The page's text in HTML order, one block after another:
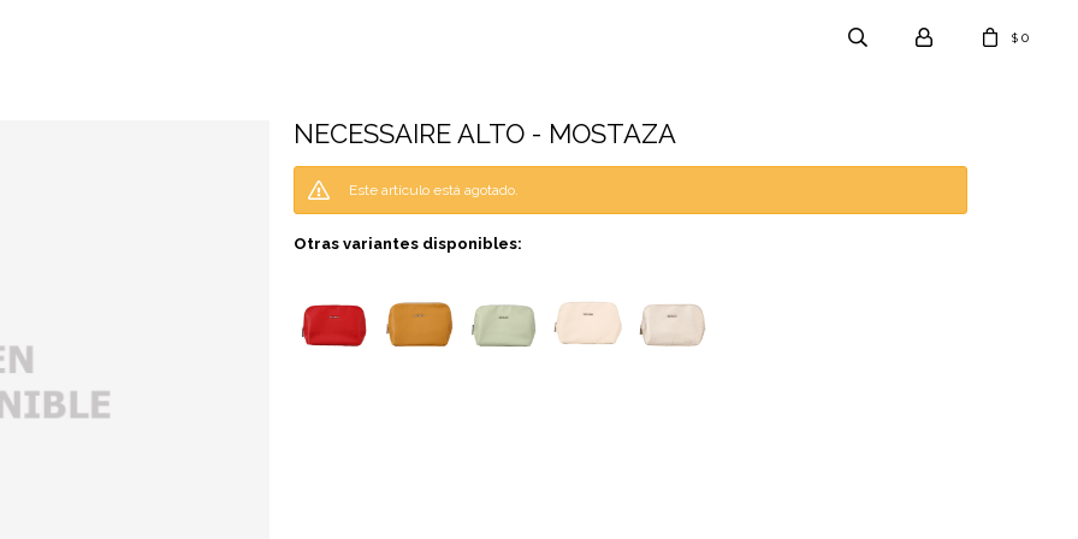
$ 0
NECESSAIRE ALTO - MOSTAZA
Este artículo está agotado.
Otras variantes disponibles: